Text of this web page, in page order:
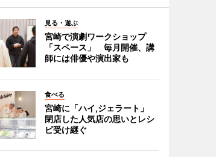
見る・遊ぶ
宮崎で演劇ワークショップ
「スペース」 毎月開催、講
師には俳優や演出家も
食べる
宮崎に「ハイ,ジェラート」
閉店した人気店の思いとレシ
ピ受け継ぐ